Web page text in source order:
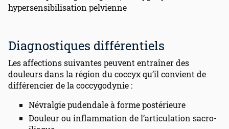
hypersensibilisation pelvienne
Diagnostiques différentiels
Les affections suivantes peuvent entraîner des
douleurs dans la région du coccyx qu’il convient de
différencier de la coccygodynie :
Névralgie pudendale à forme postérieure
Douleur ou inflammation de l’articulation sacro-